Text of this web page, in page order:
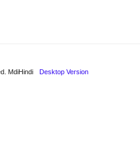
MdiHindi Desktop Version